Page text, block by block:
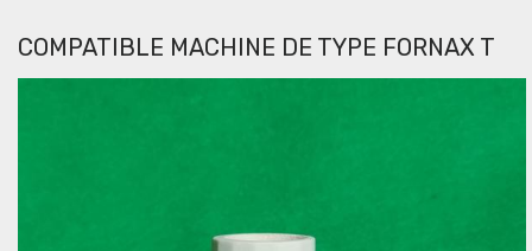
COMPATIBLE MACHINE DE TYPE FORNAX T